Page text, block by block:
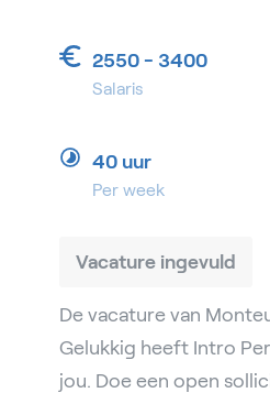
2550 - 3400
Salaris
40 uur
Per week
Vacature ingevuld
De vacature van
Gelukkig heeft Intro
jou. Doe een open